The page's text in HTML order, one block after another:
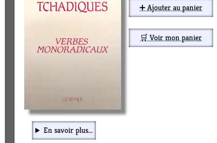
➕ Ajouter au panier
🛒 Voir mon panier
En savoir plus...